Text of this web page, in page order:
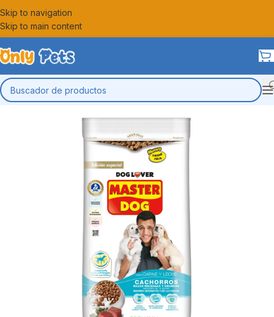
Skip to navigation
Skip to main content